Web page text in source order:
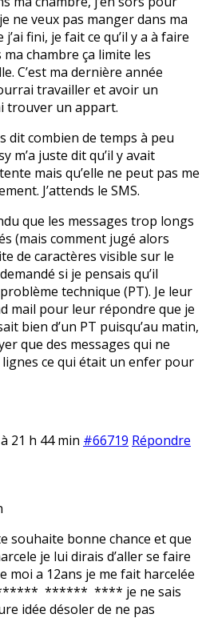
ne veux pas manger dans ma
fini, je fait ce qu’il y a à faire
chambre ça limite les
C’est ma dernière année
travailler et avoir un
trouver un appart.
dit combien de temps à peu
m’a juste dit qu’il y avait
mais qu’elle ne peut pas me
J’attends le SMS.
que les messages trop longs
(mais comment jugé alors
de caractères visible sur le
si je pensais qu’il
technique (PT). Je leur
mail pour leur répondre que je
bien d’un PT puisqu’au matin,
que des messages qui ne
lignes ce qui était un enfer pour
21 h 44 min #66719 Répondre
souhaite bonne chance et que
je lui dirais d’aller se faire
a 12ans je me fait harcelée
****** ****** **** je ne sais
idée désoler de ne pas